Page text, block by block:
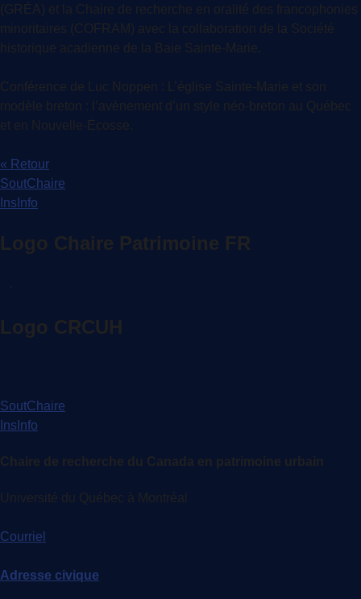
(GRÉA) et la Chaire de recherche en oralité des francophonies
minoritaires (COFRAM) avec la collaboration de la Société
historique acadienne de la Baie Sainte-Marie.
Conférence de Luc Noppen : L’église Sainte-Marie et son
modèle breton : l’avènement d’un style néo-breton au Québec
et en Nouvelle-Écosse.
« Retour
SoutChaire
InsInfo
Logo Chaire Patrimoine FR
Logo CRCUH
SoutChaire
InsInfo
Chaire de recherche du Canada en patrimoine urbain
Université du Québec à Montréal
Courriel
Adresse civique